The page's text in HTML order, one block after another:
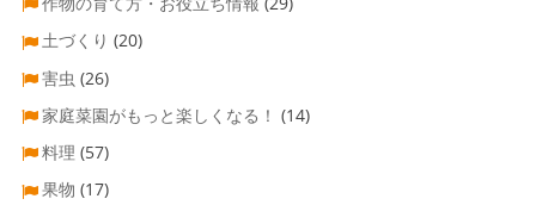
土づくり (20)
害虫 (26)
家庭菜園がもっと楽しくなる！ (14)
料理 (57)
果物 (17)